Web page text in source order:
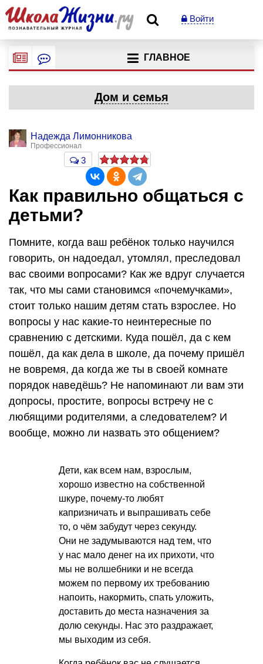
Войти
ГЛАВНОЕ
Дом и семья
Надежда Лимонникова
Профессионал
3
Как правильно общаться с
детьми?
Помните, когда ваш ребёнок только научился
говорить, он надоедал, утомлял, преследовал
вас своими вопросами? Как же вдруг случается
так, что мы сами становимся «почемучками»,
стоит только нашим детям стать взрослее. Но
вопросы у нас какие-то неинтересные по
сравнению с детскими. Куда пошёл, да с кем
пошёл, да как дела в школе, да почему пришёл
не вовремя, да когда же ты в своей комнате
порядок наведёшь? Не напоминают ли вам эти
допросы, простите, вопросы встречу не с
любящими родителями, а следователем? И
вообще, можно ли назвать это общением?
Дети, как всем нам, взрослым,
хорошо известно на собственной
шкуре, почему-то любят
капризничать и выпрашивать себе
то, о чём забудут через секунду.
Они не задумываются над тем, что
у нас мало денег на их прихоти, что
мы не волшебники и не всегда
можем по первому их требованию
напоить, накормить, спать уложить,
доставить до места назначения за
долю секунды. Нас это раздражает,
мы выходим из себя.